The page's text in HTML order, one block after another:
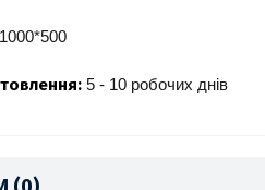
1000*500
5 - 10 робочих днів